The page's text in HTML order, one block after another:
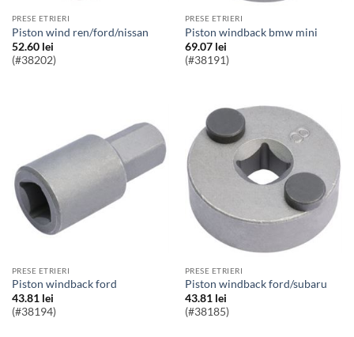
PRESE ETRIERI
piston wind ren/ford/nissan
52.60 lei
(#38202)
PRESE ETRIERI
piston windback bmw mini
69.07 lei
(#38191)
PRESE ETRIERI
piston windback ford
43.81 lei
(#38194)
PRESE ETRIERI
piston windback ford/subaru
43.81 lei
(#38185)